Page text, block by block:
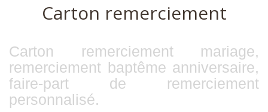
Carton remerciement
Carton remerciement mariage,
remerciement baptême anniversaire,
faire-part de remerciement
personnalisé.